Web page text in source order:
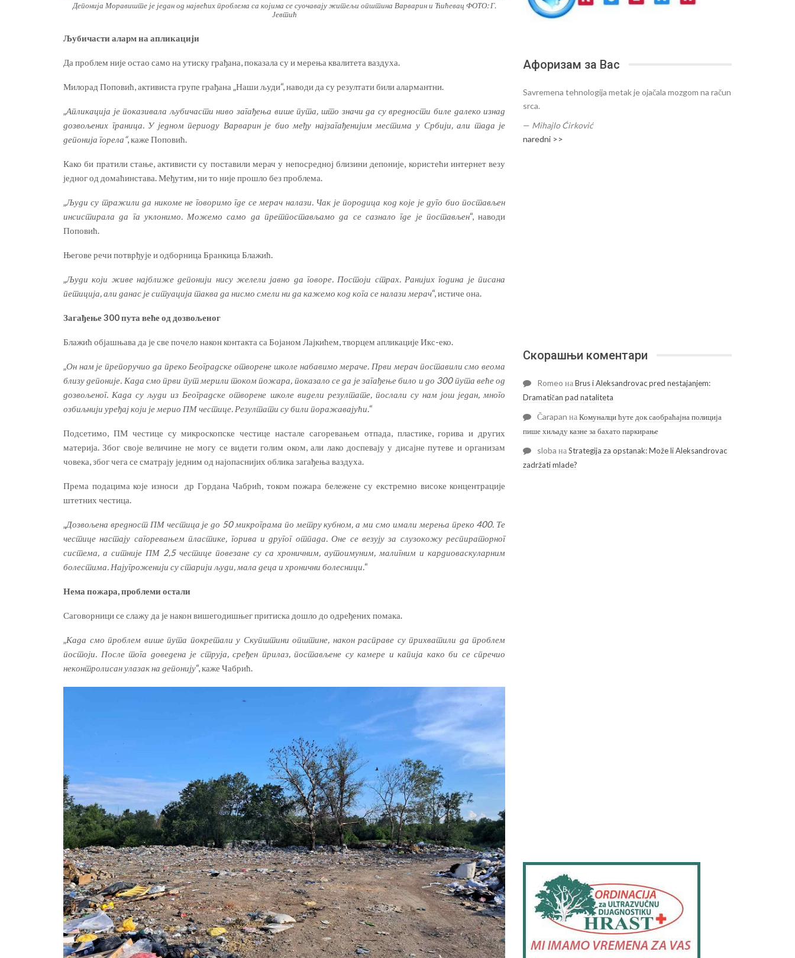
Депонија Моравиште је један од највећих проблема са којима се суочавају житељи општина Варварин и Ћићевац ФОТО: Г.
Јевтић
Љубичасти аларм на апликацији
Да проблем није остао само на утиску грађана, показала су и мерења квалитета ваздуха.
Милорад Поповић, активиста групе грађана „Наши људи“, наводи да су резултати били алармантни.
„Апликација је показивала љубичасти ниво загађења више пута, што значи да су вредности биле далеко изнад
дозвољених граница. У једном периоду Варварин је био међу најзагађенијим местима у Србији, али тада је
депонија горела“, каже Поповић.
Како би пратили стање, активисти су поставили мерач у непосредној близини депоније, користећи интернет везу
једног од домаћинстава. Међутим, ни то није прошло без проблема.
„Људи су тражили да никоме не говоримо где се мерач налази. Чак је породица код које је дуго био постављен
инсистирала да га уклонимо. Можемо само да претпостављамо да се сазнало где је постављен“, наводи
Поповић.
Његове речи потврђује и одборница Бранкица Блажић.
„Људи који живе најближе депонији нису желели јавно да говоре. Постоји страх. Ранијих година је писана
петиција, али данас је ситуација таква да нисмо смели ни да кажемо код кога се налази мерач“, истиче она.
Загађење 300 пута веће од дозвољеног
Блажић објашњава да је све почело након контакта са Бојаном Лајкићем, творцем апликације Икс-еко.
„Он нам је препоручио да преко Београдске отворене школе набавимо мераче. Први мерач поставили смо веома
близу депоније. Када смо први пут мерили током пожара, показало се да је загађење било и до 300 пута веће од
дозвољеног. Када су људи из Београдске отворене школе видели резултате, послали су нам још један, много
озбиљнији уређај који је мерио ПМ честице. Резултати су били поражавајући.“
Подсетимо, ПМ честице су микроскопске честице настале сагоревањем отпада, пластике, горива и других
материја. Због своје величине не могу се видети голим оком, али лако доспевају у дисајне путеве и организам
човека, због чега се сматрају једним од најопаснијих облика загађења ваздуха.
Према подацима које износи др Гордана Чабрић, током пожара бележене су екстремно високе концентрације
штетних честица.
„Дозвољена вредност ПМ честица је до 50 микрограма по метру кубном, а ми смо имали мерења преко 400. Те
честице настају сагоревањем пластике, горива и другог отпада. Оне се везују за слузокожу респираторног
система, а ситније ПМ 2,5 честице повезане су са хроничним, аутоимуним, малигним и кардиоваскуларним
болестима. Најугроженији су старији људи, мала деца и хронични болесници.“
Нема пожара, проблеми остали
Саговорници се слажу да је након вишегодишњег притиска дошло до одређених помака.
„Када смо проблем више пута покретали у Скупштини општине, након расправе су прихватили да проблем
постоји. После тога доведена је струја, сређен прилаз, постављене су камере и капија како би се спречио
неконтролисан улазак на депонију“, каже Чабрић.
Афоризам за Вас
Savremena tehnologija metak je ojačala mozgom na račun
srca.
— Mihajlo Ćirković
naredni >>
Скорашњи коментари
Romeo наBrus i Aleksandrovac pred nestajanjem:
Dramatičan pad nataliteta
Čarapan наКомуналци ћуте док саобраћајна полиција
пише хиљаду казне за бахато паркирање
sloba наStrategija za opstanak: Može li Aleksandrovac
zadržati mlade?